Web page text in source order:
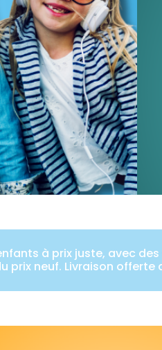
à prix juste, avec
prix neuf. Livraison offerte